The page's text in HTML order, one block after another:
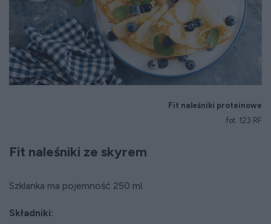
Fit naleśniki proteinowe
fot. 123 RF
Fit naleśniki ze skyrem
Szklanka ma pojemność 250 ml.
Składniki: